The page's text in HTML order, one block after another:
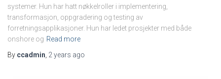
systemer. Hun har hatt nøkkelroller i implementering,
transformasjon, oppgradering og testing av
forretningsapplikasjoner. Hun har ledet prosjekter med både
onshore og Read more
By ccadmin 2 years ago